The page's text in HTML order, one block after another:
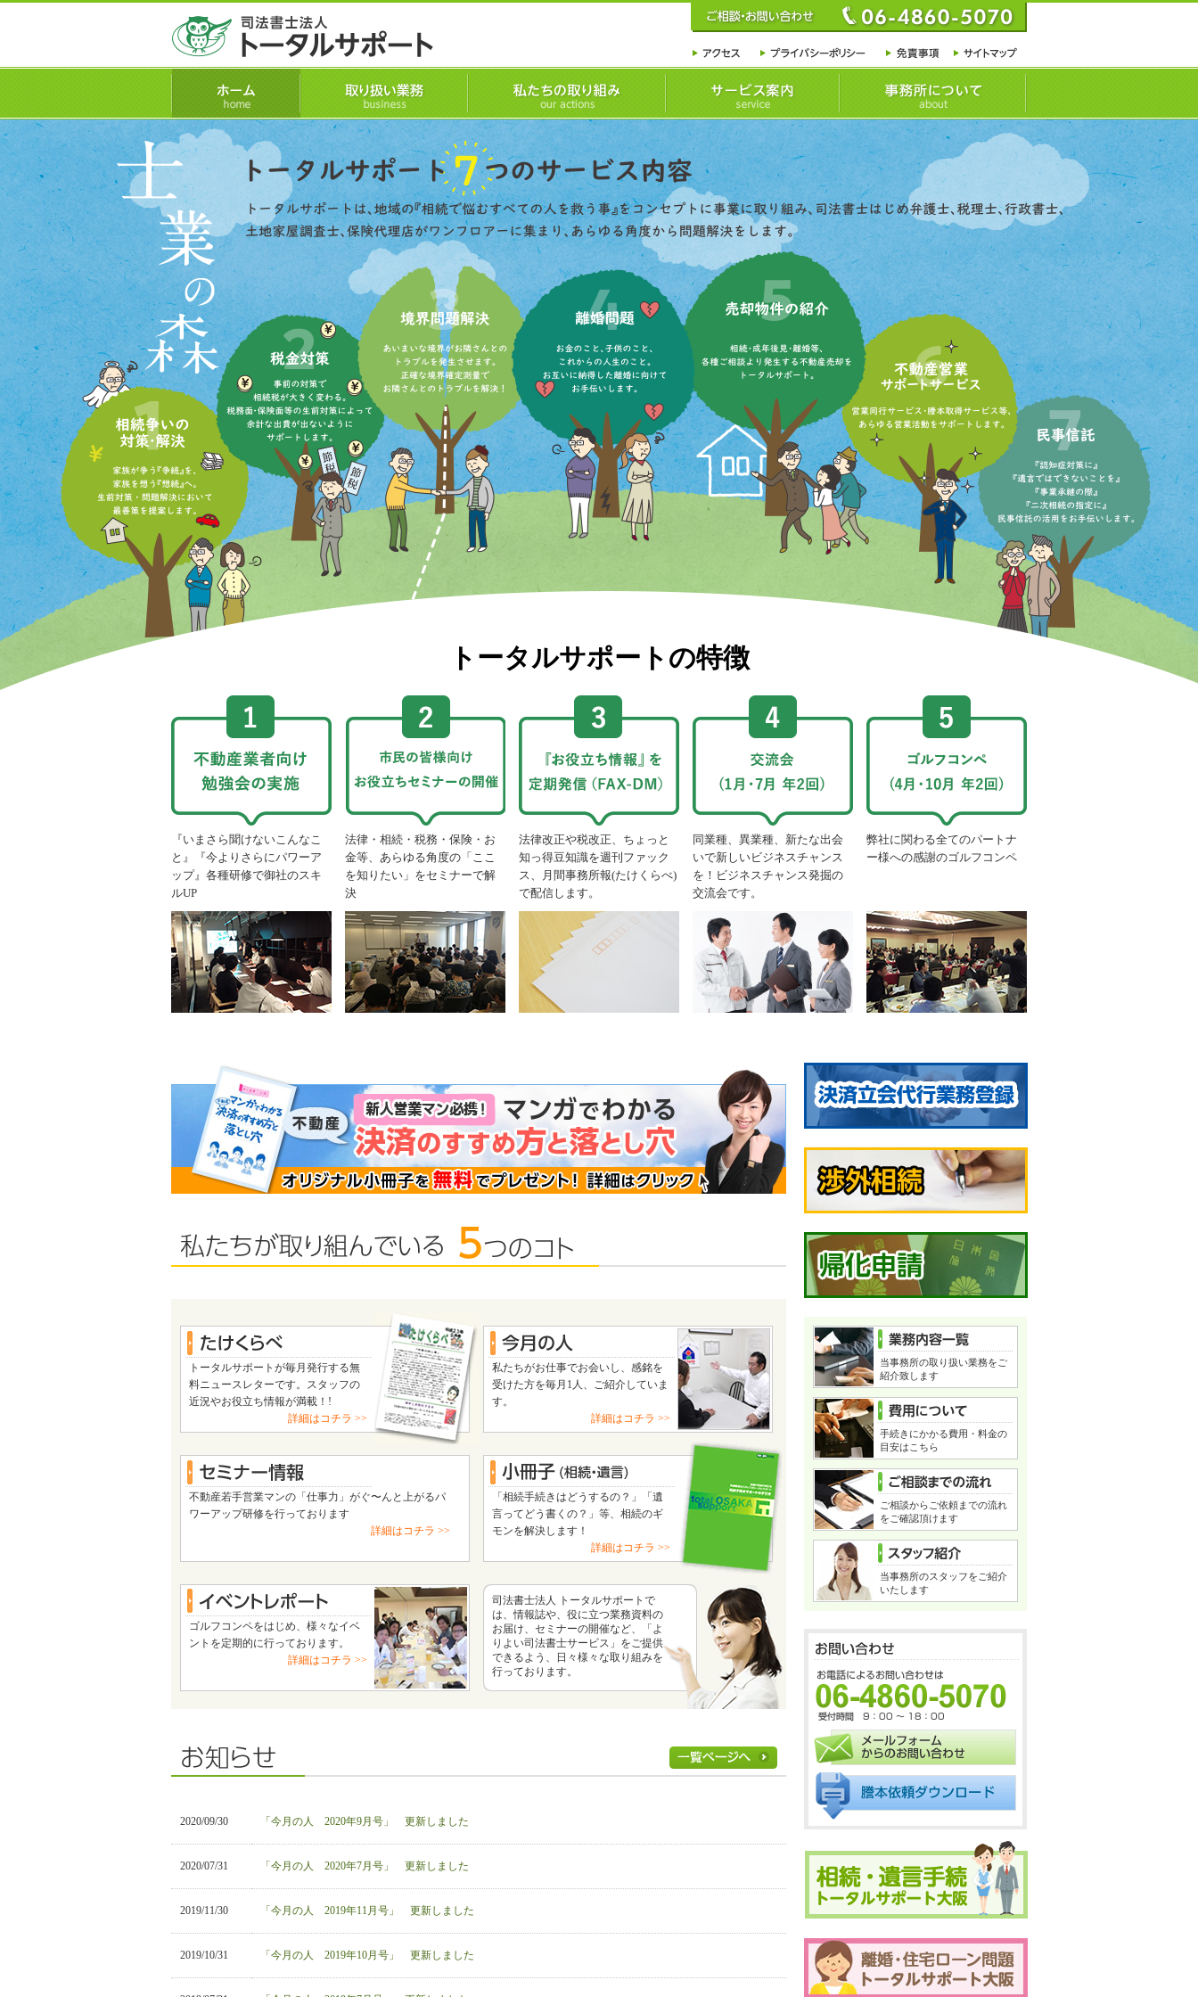
トータルサポートの特徴
『いまさら聞けないこんなこ
と』『今よりさらにパワーア
ップ』各種研修で御社のスキ
ルUP
法律・相続・税務・保険・お
金等、あらゆる角度の「ここ
を知りたい」をセミナーで解
決
法律改正や税改正、ちょっと
知っ得豆知識を週刊ファック
ス、月間事務所報(たけくらべ)
で配信します。
同業種、異業種、新たな出会
いで新しいビジネスチャンス
を！ビジネスチャンス発掘の
交流会です。
弊社に関わる全てのパートナ
ー様への感謝のゴルフコンペ
トータルサポートが毎月発行する無
料ニュースレターです。スタッフの
近況やお役立ち情報が満載！!
詳細はコチラ >>
私たちがお仕事でお会いし、感銘を
受けた方を毎月1人、ご紹介していま
す。
詳細はコチラ >>
不動産若手営業マンの「仕事力」がぐ〜んと上がるパ
ワーアップ研修を行っております
詳細はコチラ >>
「相続手続きはどうするの？」「遺
言ってどう書くの？」等、相続のギ
モンを解決します！
詳細はコチラ >>
ゴルフコンペをはじめ、様々なイベ
ントを定期的に行っております。
詳細はコチラ >>
司法書士法人 トータルサポートで
は、情報誌や、役に立つ業務資料の
お届け、セミナーの開催など、「よ
りよい司法書士サービス」をご提供
できるよう、日々様々な取り組みを
行っております。
2020/09/30 「今月の人 2020年9月号」 更新しました
2020/07/31 「今月の人 2020年7月号」 更新しました
2019/11/30 「今月の人 2019年11月号」 更新しました
2019/10/31 「今月の人 2019年10月号」 更新しました
当事務所の取り扱い業務をご
紹介致します
手続きにかかる費用・料金の
目安はこちら
ご相談からご依頼までの流れ
をご確認頂けます
当事務所のスタッフをご紹介
いたします